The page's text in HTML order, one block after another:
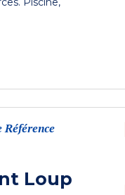
Référence
Loup